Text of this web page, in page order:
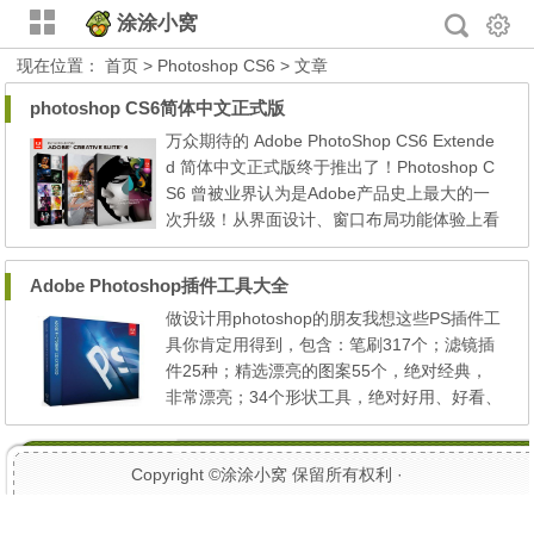
涂涂小窝
现在位置：首页 > Photoshop CS6 > 文章
photoshop CS6简体中文正式版
万众期待的 Adobe PhotoShop CS6 Extende
d 简体中文正式版终于推出了！Photoshop C
S6 曾被业界认为是Adobe产品史上最大的一
次升级！从界面设计、窗口布局功能体验上看
Photoshop CS6 确实改变了不少！外在上，P
行的平面简单风格，而用户界面的主色调也重
新设计成了深色；内在方面最明 显的便是 Ph
otoshop CS6为摄影师提供了基本的视频编辑
功能，同时在指针、图层、...
Adobe Photoshop插件工具大全
做设计用photoshop的朋友我想这些PS插件工
具你肯定用得到，包含：笔刷317个；滤镜插
件25种；精选漂亮的图案55个，绝对经典，
非常漂亮；34个形状工具，绝对好用、好看、
抽象可以做非主流； 33种样式，有好看的字
体样式，水晶，火焰超级棒，你们一定都用的
到！ 下载链接： Adobe.Photoshop_笔刷.rar
Copyright ©涂涂小窝 保留所有权利 ·